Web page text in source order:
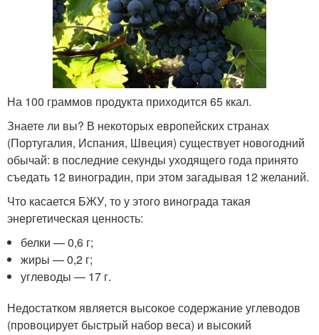
На 100 граммов продукта приходится 65 ккал.
Знаете ли вы? В некоторых европейских странах
(Португалия, Испания, Швеция) существует новогодний
обычай: в последние секунды уходящего года принято
съедать 12 виноградин, при этом загадывая 12 желаний.
Что касается БЖУ, то у этого винограда такая
энергетическая ценность:
белки — 0,6 г;
жиры — 0,2 г;
углеводы — 17 г.
Недостатком является высокое содержание углеводов
(провоцирует быстрый набор веса) и высокий